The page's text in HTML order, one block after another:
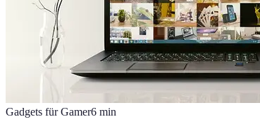
Gadgets für Gamer6 min